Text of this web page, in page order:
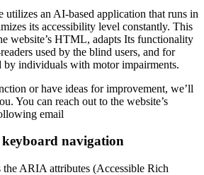
utilizes an AI-based application that runs in
its accessibility level constantly. This
website’s HTML, adapts Its functionality
used by the blind users, and for
by individuals with motor impairments.
or have ideas for improvement, we’ll
You can reach out to the website’s
email
keyboard navigation
ARIA attributes (Accessible Rich